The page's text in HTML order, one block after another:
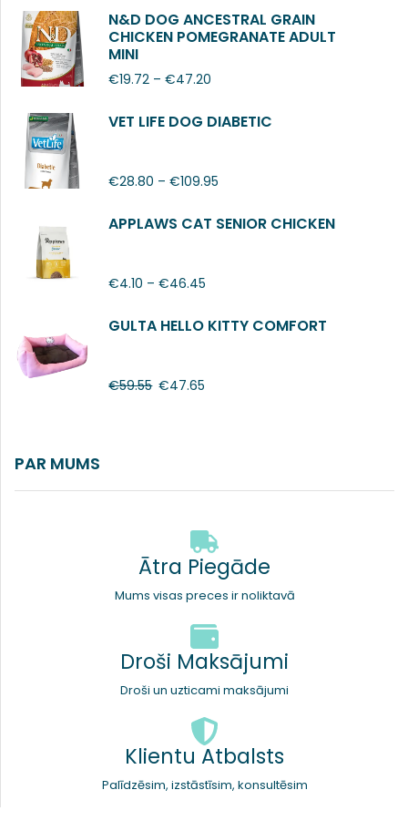
N&D DOG ANCESTRAL GRAIN
CHICKEN POMEGRANATE ADULT
MINI
€19.72 – €47.20
VET LIFE DOG DIABETIC
€28.80 – €109.95
APPLAWS CAT SENIOR CHICKEN
€4.10 – €46.45
GULTA HELLO KITTY COMFORT
€59.55 €47.65
PAR MUMS
Ātra Piegāde
Mums visas preces ir noliktavā
Droši Maksājumi
Droši un uzticami maksājumi
Klientu Atbalsts
Palīdzēsim, izstāstīsim, konsultēsim